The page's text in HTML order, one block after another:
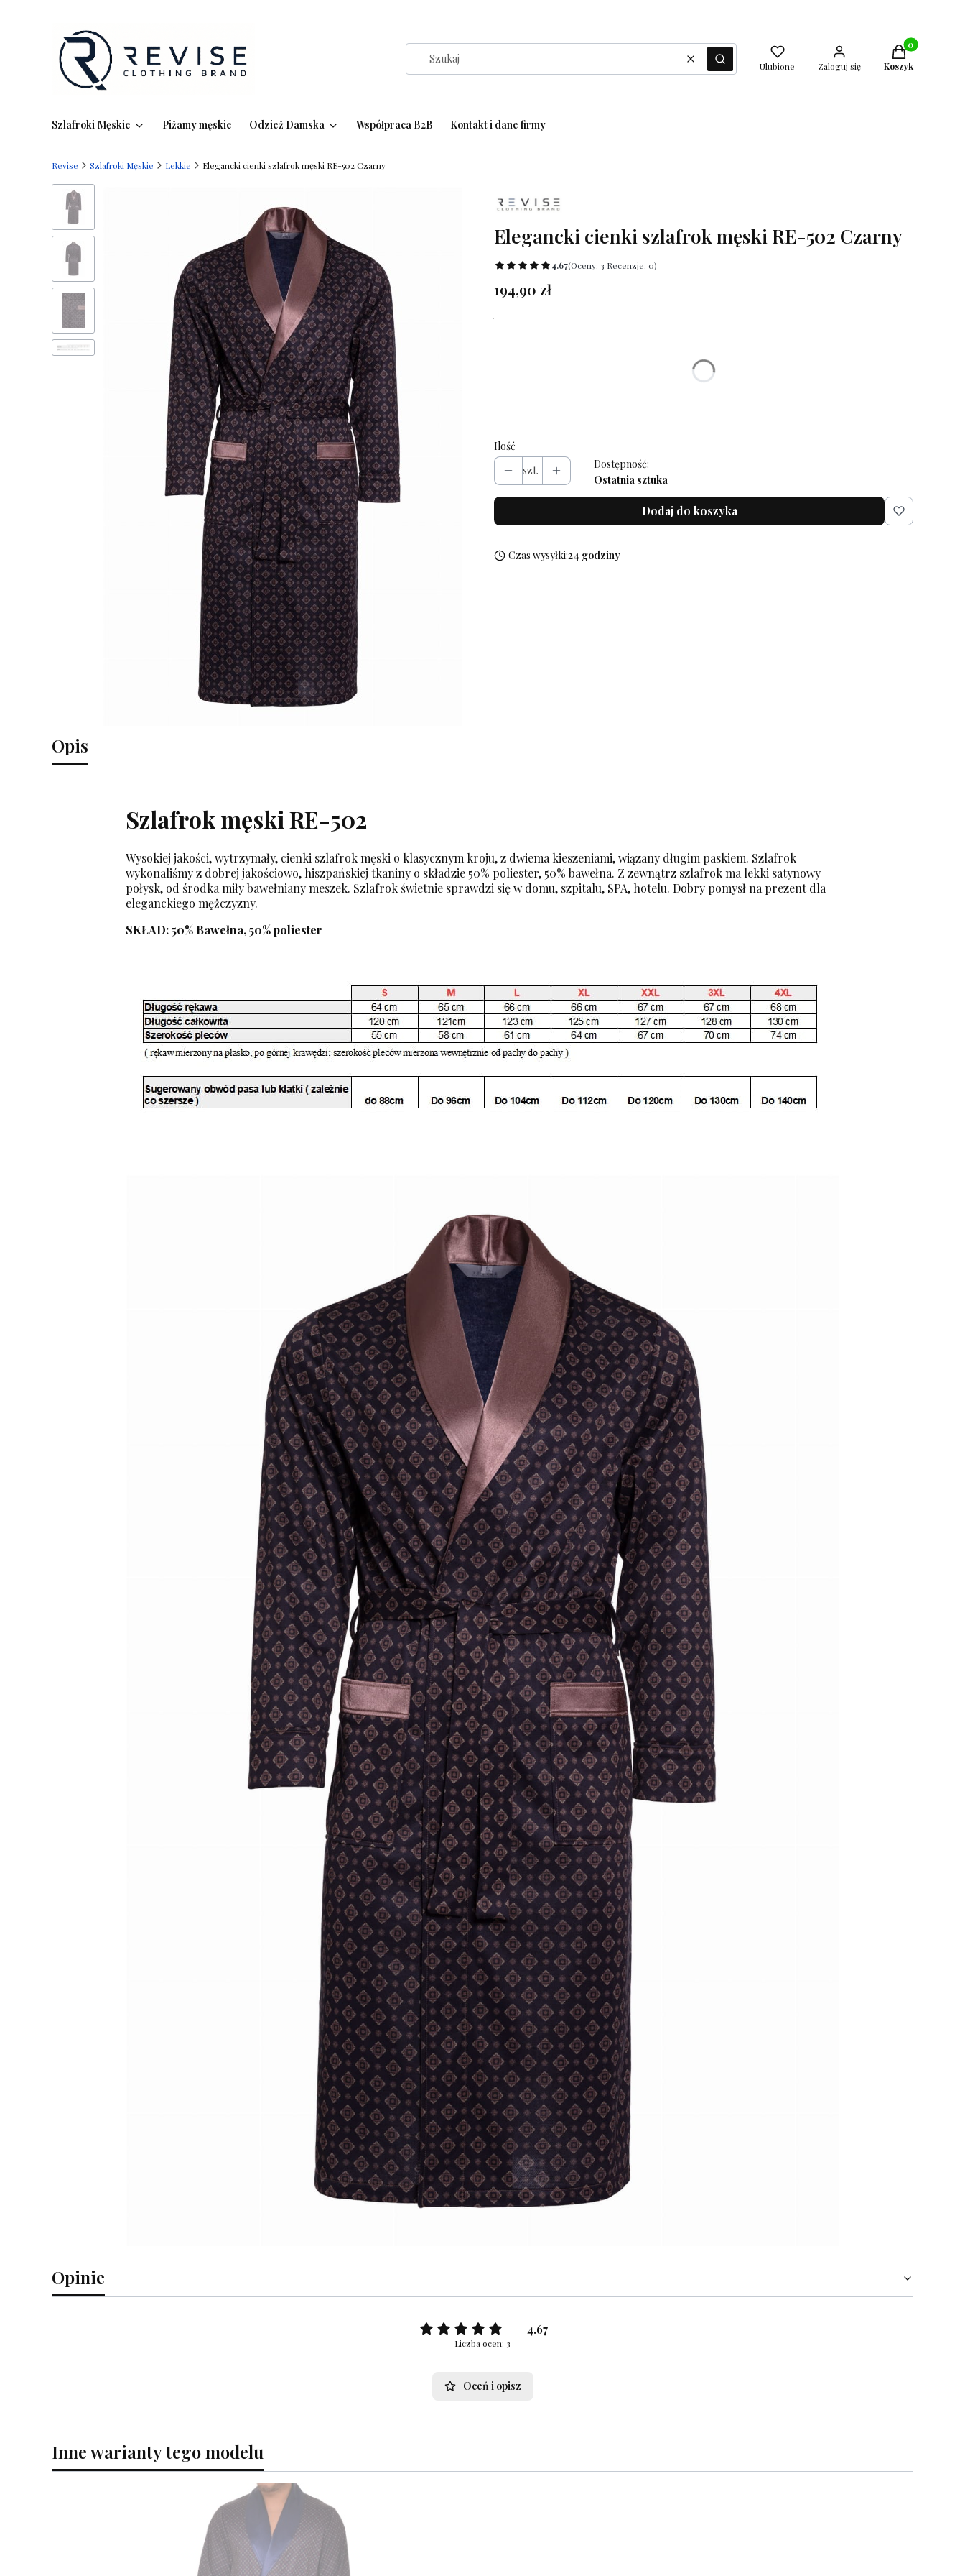
WyczyśćSzukaj Ulubione Zaloguj się
Produkty w
Koszyk
Szlafroki Męskie Piżamy męskie Odzież Damska Współpraca B2B Kontakt i dane firmy
Revise Szlafroki Męskie Lekkie Elegancki cienki szlafrok męski RE-502 Czarny
Elegancki cienki szlafrok męski RE-502 Czarny
4.67(Oceny: 3 Recenzje: 0)
Cena
194,90 zł
Ilość
szt.
Dostępność:
Ostatnia sztuka
Dodaj do koszyka
Czas wysyłki:24 godziny
Opis
Szlafrok męski RE-502
Wysokiej jakości, wytrzymały, cienki szlafrok męski o klasycznym kroju, z dwiema kieszeniami, wiązany długim paskiem. Szlafrok
wykonaliśmy z dobrej jakościowo, hiszpańskiej tkaniny o składzie 50% poliester, 50% bawełna. Z zewnątrz szlafrok ma lekki satynowy
połysk, od środka miły bawełniany meszek. Szlafrok świetnie sprawdzi się w domu, szpitalu, SPA, hotelu. Dobry pomysł na prezent dla
eleganckiego mężczyzny.
SKŁAD: 50% Bawełna, 50% poliester
Opinie
4.67
Liczba ocen: 3
Oceń i opisz
Inne warianty tego modelu